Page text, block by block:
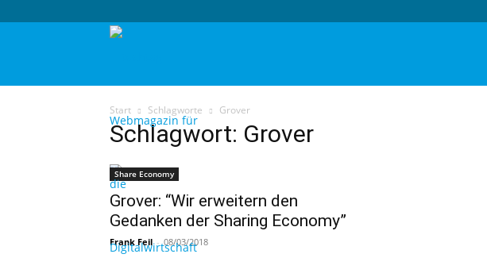
Start Schlagworte Grover
Schlagwort: Grover
Share Economy
Grover: “Wir erweitern den
Gedanken der Sharing Economy”
Frank Feil - 08/03/2018